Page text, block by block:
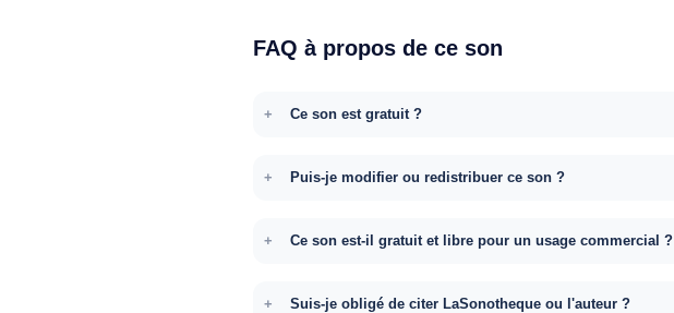
FAQ à propos de ce son
Ce son est gratuit ?
Puis-je modifier ou redistribuer ce son ?
Ce son est-il gratuit et libre pour un usage commercial ?
Suis-je obligé de citer LaSonotheque ou l'auteur ?